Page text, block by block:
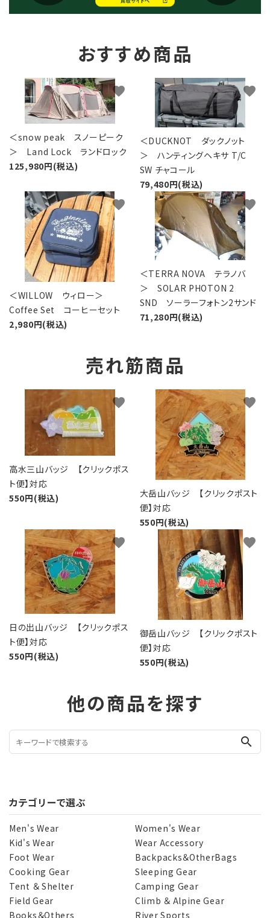
おすすめ商品
＜snow peak スノーピーク
＞ Land Lock ランドロック
125,980円(税込)
favorite
＜DUCKNOT ダックノット
＞ ハンティングヘキサ T/C
SW チャコール
79,480円(税込)
favorite
＜WILLOW ウィロー＞
Coffee Set コーヒーセット
2,980円(税込)
favorite
＜TERRA NOVA テラノバ
＞ SOLAR PHOTON 2
SND ソーラーフォトン2サンド
71,280円(税込)
favorite
売れ筋商品
高水三山バッジ 【クリックポス
ト便】対応
550円(税込)
favorite
大岳山バッジ 【クリックポスト
便】対応
550円(税込)
favorite
日の出山バッジ 【クリックポス
ト便】対応
550円(税込)
favorite
御岳山バッジ 【クリックポスト
便】対応
550円(税込)
favorite
他の商品を探す
search
カテゴリーで選ぶ
Men's Wear
Women's Wear
Kid's Wear
Wear Accessory
Foot Wear
Backpacks＆OtherBags
Cooking Gear
Sleeping Gear
Tent ＆ Shelter
Camping Gear
Field Gear
Climb ＆ Alpine Gear
Books＆Others
River Sports